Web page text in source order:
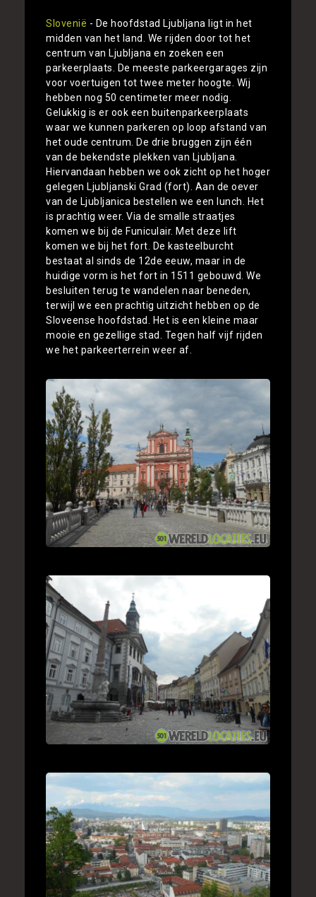
Slovenië - De hoofdstad Ljubljana ligt in het
midden van het land. We rijden door tot het
centrum van Ljubljana en zoeken een
parkeerplaats. De meeste parkeergarages zijn
voor voertuigen tot twee meter hoogte. Wij
hebben nog 50 centimeter meer nodig.
Gelukkig is er ook een buitenparkeerplaats
waar we kunnen parkeren op loop afstand van
het oude centrum. De drie bruggen zijn één
van de bekendste plekken van Ljubljana.
Hiervandaan hebben we ook zicht op het hoger
gelegen Ljubljanski Grad (fort). Aan de oever
van de Ljubljanica bestellen we een lunch. Het
is prachtig weer. Via de smalle straatjes
komen we bij de Funiculair. Met deze lift
komen we bij het fort. De kasteelburcht
bestaat al sinds de 12de eeuw, maar in de
huidige vorm is het fort in 1511 gebouwd. We
besluiten terug te wandelen naar beneden,
terwijl we een prachtig uitzicht hebben op de
Sloveense hoofdstad. Het is een kleine maar
mooie en gezellige stad. Tegen half vijf rijden
we het parkeerterrein weer af.